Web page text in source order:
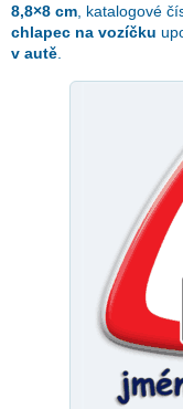
8,8×8 cm , katalogové
chlapec na vozíčku
v autě